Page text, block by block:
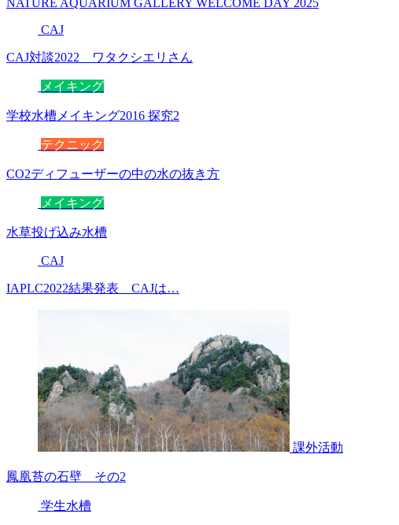
NATURE AQUARIUM GALLERY WELCOME DAY 2025
CAJ
CAJ対談2022 ワタクシエリさん
メイキング
学校水槽メイキング2016 探究2
テクニック
CO2ディフューザーの中の水の抜き方
メイキング
水草投げ込み水槽
CAJ
IAPLC2022結果発表 CAJは…
課外活動
鳳凰苔の石壁 その2
学生水槽